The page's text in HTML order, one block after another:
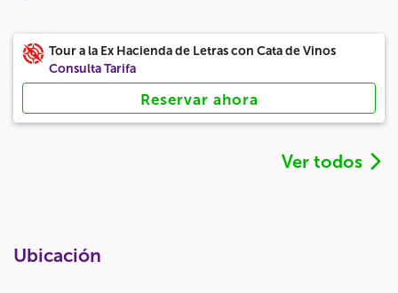
Tour a la Ex Hacienda de Letras con Cata de Vinos
Consulta Tarifa
Reservar ahora
Ver todos
Ubicación